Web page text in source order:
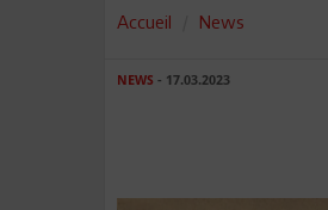
Accueil News
NEWS - 17.03.2023